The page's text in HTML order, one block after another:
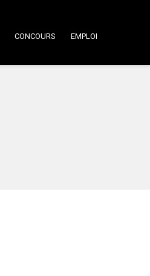
CONCOURS EMPLOI